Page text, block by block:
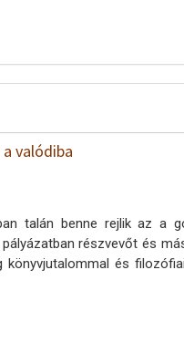
valódiba
talán benne rejlik az a
részvevőt és
és